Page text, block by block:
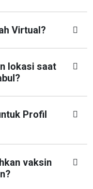
Virtual?
lokasi saat
Profil
vaksin